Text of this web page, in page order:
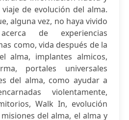
de evolución del alma.
alguna vez, no haya vivido
de experiencias
como, vida después de la
alma, implantes almicos,
portales universales
del alma, como ayudar a
violentamente,
Walk In, evolución
del alma, el alma y